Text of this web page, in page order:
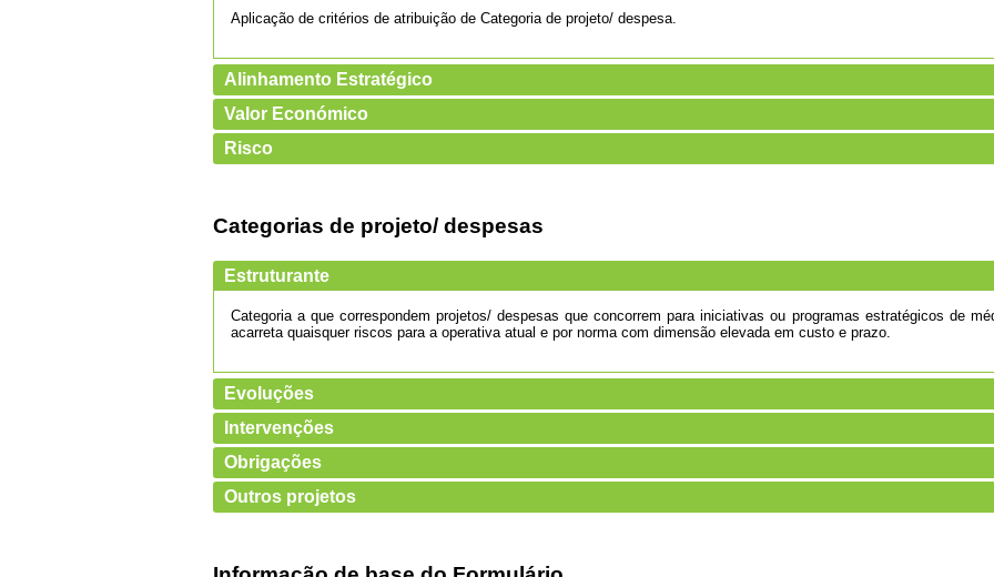
Aplicação de critérios de atribuição de Categoria de projeto/ despesa.
Alinhamento Estratégico
Valor Económico
Risco
Categorias de projeto/ despesas
Estruturante
Categoria a que correspondem projetos/ despesas que concorrem para iniciativas ou programas estratégicos de
acarreta quaisquer riscos para a operativa atual e por norma com dimensão elevada em custo e prazo.
Evoluções
Intervenções
Obrigações
Outros projetos